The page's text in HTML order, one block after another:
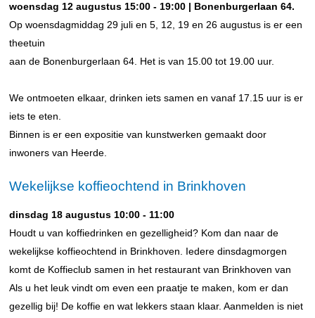
woensdag 12 augustus 15:00 - 19:00 | Bonenburgerlaan 64.
Op woensdagmiddag 29 juli en 5, 12, 19 en 26 augustus is er een
theetuin
aan de Bonenburgerlaan 64. Het is van 15.00 tot 19.00 uur.
We ontmoeten elkaar, drinken iets samen en vanaf 17.15 uur is er
iets te eten.
Binnen is er een expositie van kunstwerken gemaakt door
inwoners van Heerde.
Wekelijkse koffieochtend in Brinkhoven
dinsdag 18 augustus 10:00 - 11:00
Houdt u van koffiedrinken en gezelligheid? Kom dan naar de
wekelijkse koffieochtend in Brinkhoven. Iedere dinsdagmorgen
komt de Koffieclub samen in het restaurant van Brinkhoven van
Als u het leuk vindt om even een praatje te maken, kom er dan
gezellig bij! De koffie en wat lekkers staan klaar. Aanmelden is niet